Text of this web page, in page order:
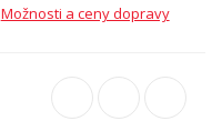
Možnosti a ceny dopravy